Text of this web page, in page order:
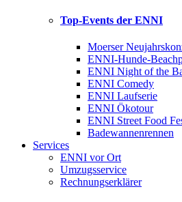
Top-Events der ENNI
Moerser
ENNI-Hunde-
ENNI Night of the
ENNI Comedy
ENNI Laufserie
ENNI Ökotour
ENNI Street Food
Badewannenrennen
Services
ENNI vor Ort
Umzugsservice
Rechnungserklärer